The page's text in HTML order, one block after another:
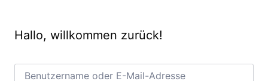
Hallo, willkommen zurück!